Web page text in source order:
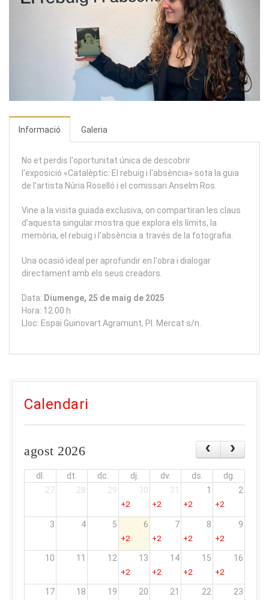
Informació Galeria
No et perdis l'oportunitat única de descobrir
l'exposició «Catalèptic: El rebuig i l'absència» sota la guia
de l'artista Núria Roselló i el comissari Anselm Ros.
Vine a la visita guiada exclusiva, on compartiran les claus
d'aquesta singular mostra que explora els límits, la
memòria, el rebuig i l'absència a través de la fotografia.
Una ocasió ideal per aprofundir en l'obra i dialogar
directament amb els seus creadors.
Data: Diumenge, 25 de maig de 2025
Hora: 12.00 h
Lloc: Espai Guinovart Agramunt, Pl. Mercat s/n.
Calendari
agost 2026
dl. dt. dc. dj. dv. ds.
dg.
27
28 29 30 31 1 2
+2 +2 +2 +2
3 4 5 6 7 8 9
+2 +2 +2 +2
10 11 12 13 14 15 16
+2 +2 +2 +2
17 18 19 20 21 22 23